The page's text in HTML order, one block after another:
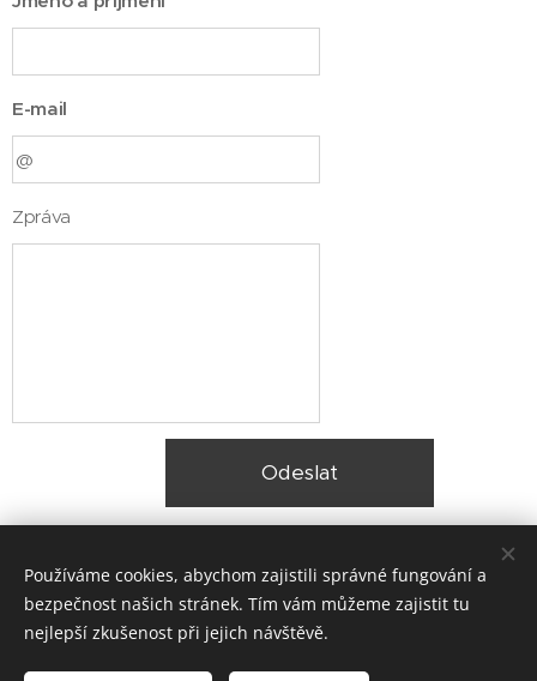
E-mail
Zpráva
Odeslat
© 2025 Zateplení fasády Praha |Lokality
Používáme cookies, abychom zajistili správné fungování a
bezpečnost našich stránek. Tím vám můžeme zajistit tu
nejlepší zkušenost při jejich návštěvě.